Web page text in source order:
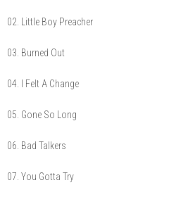
02. Little Boy Preacher
03. Burned Out
04. I Felt A Change
05. Gone So Long
06. Bad Talkers
07. You Gotta Try